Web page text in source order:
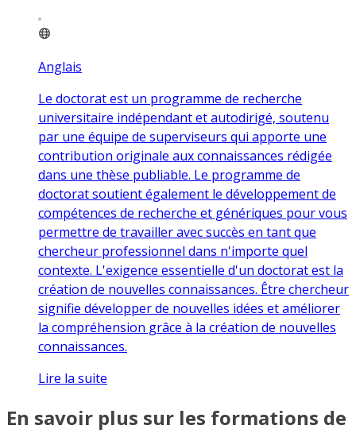
Anglais
Le doctorat est un programme de recherche
universitaire indépendant et autodirigé, soutenu
par une équipe de superviseurs qui apporte une
contribution originale aux connaissances rédigée
dans une thèse publiable. Le programme de
doctorat soutient également le développement de
compétences de recherche et génériques pour vous
permettre de travailler avec succès en tant que
chercheur professionnel dans n'importe quel
contexte. L'exigence essentielle d'un doctorat est la
création de nouvelles connaissances. Être chercheur
signifie développer de nouvelles idées et améliorer
la compréhension grâce à la création de nouvelles
connaissances.
Lire la suite
En savoir plus sur les formations de